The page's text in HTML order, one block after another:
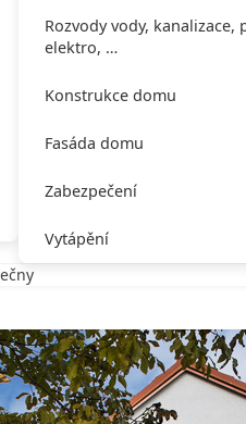
Rozvody vody, kanalizace,
elektro, …
Konstrukce domu
Fasáda domu
Zabezpečení
Vytápění